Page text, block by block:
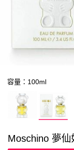
容量：100ml
Moschino 夢